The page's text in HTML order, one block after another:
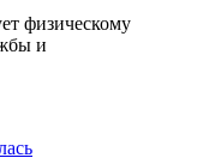
физическому
и